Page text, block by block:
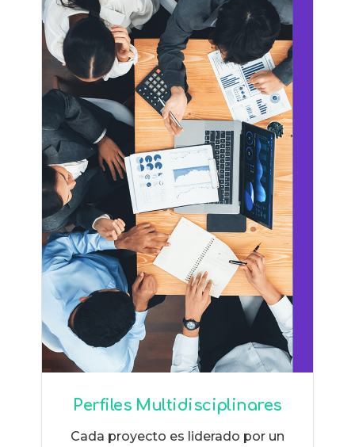
Perfiles Multidisciplinares
Cada proyecto es liderado por un